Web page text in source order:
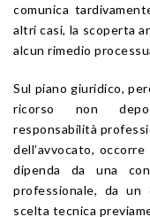
comunica
altri casi, la scoperta
alcun rimedio
Sul piano giuridico,
ricorso non
responsabilità
dell’avvocato,
dipenda da una
professionale, da un
scelta tecnica